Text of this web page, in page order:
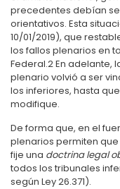
precedentes debían
orientativos. Esta
10/01/2019), que
los fallos plenarios en
Federal.2En adelante,
plenario volvió a ser
los inferiores, hasta
modifique.
De forma que, en el
plenarios permiten
fije una doctrina legal
todos los tribunales
según Ley 26.371).